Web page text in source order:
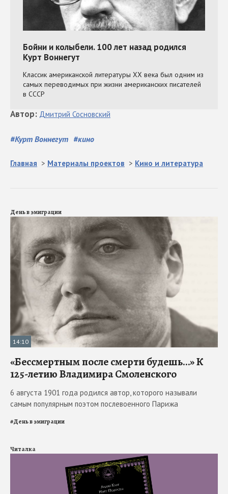
#Курт Воннегут #кино
Автор: Дмитрий Сосновский
Главная > Материалы проектов > Кино и литература
День в эмиграции
14:10
«Бессмертным после смерти будешь…» К
125-летию Владимира Смоленского
6 августа 1901 года родился автор, которого называли
самым популярным поэтом послевоенного Парижа
#День в эмиграции
Читалка